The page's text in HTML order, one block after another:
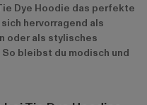
Dye Hoodie das perfekte
hervorragend als
oder als stylisches
bleibst du modisch und